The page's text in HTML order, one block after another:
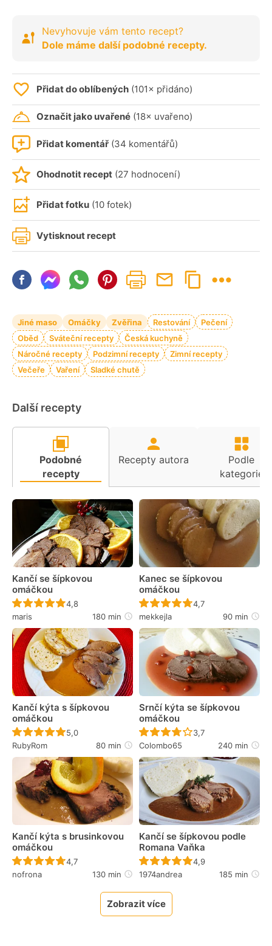
Nevyhovuje vám tento recept?
Dole máme další podobné recepty.
Přidat do oblíbených (101× přidáno)
Označit jako uvařené (18× uvařeno)
Přidat komentář (34 komentářů)
Ohodnotit recept (27 hodnocení)
Přidat fotku (10 fotek)
Vytisknout recept
Jiné maso Omáčky Zvěřina Restování
Pečení
Oběd
Sváteční recepty
Česká kuchyně
Náročné recepty
Podzimní recepty
Zimní recepty
Večeře
Vaření Sladké chutě
Další recepty
Podobné
recepty
Recepty autora
Podle
kategorie
Kančí se šípkovou
omáčkou
Recept ještě nebyl hodnocen
4,8
maris
180 min
Kanec se šípkovou
omáčkou
Recept ještě nebyl
4,7
mekkejla
90 min
Kančí kýta s šípkovou
omáčkou
Recept ještě nebyl hodnocen
5,0
RubyRom
80 min
Srnčí kýta se šípkovou
omáčkou
Recept ještě nebyl
3,7
Colombo65
240 min
Kančí kýta s brusinkovou
omáčkou
Recept ještě nebyl hodnocen
4,7
nofrona
130 min
Kančí se šípkovou podle
Romana Vaňka
Recept ještě nebyl
4,9
1974andrea
185 min
Zobrazit více